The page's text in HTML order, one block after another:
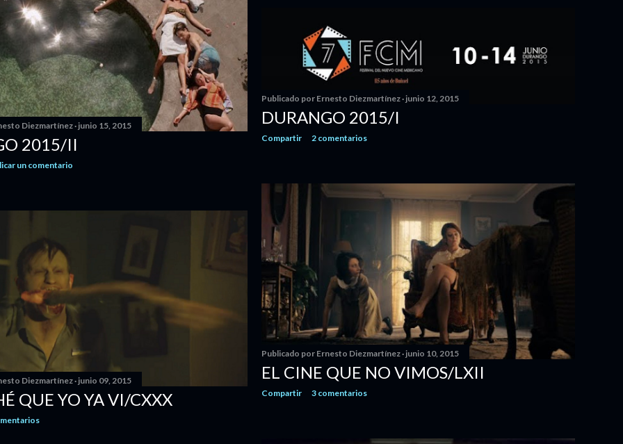
Diezmartínez junio 15, 2015
2015/II
un comentario
Publicado por Ernesto Diezmartínez junio 12, 2015
DURANGO 2015/I
Compartir 2 comentarios
Publicado por Ernesto Diezmartínez junio 10, 2015
EL CINE QUE NO VIMOS/LXII
Compartir 3 comentarios
Diezmartínez junio 09, 2015
QUE YO YA VI/CXXX